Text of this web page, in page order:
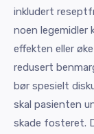
inkludert
noen legemidler
effekten eller
redusert
bør spesielt
skal pasienten
skade fosteret.